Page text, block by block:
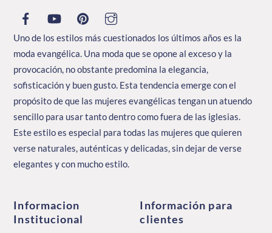
página
de
producto
Uno de los estilos más cuestionados los últimos años es la
moda evangélica. Una moda que se opone al exceso y la
provocación, no obstante predomina la elegancia,
sofisticación y buen gusto. Esta tendencia emerge con el
propósito de que las mujeres evangélicas tengan un atuendo
sencillo para usar tanto dentro como fuera de las iglesias.
Este estilo es especial para todas las mujeres que quieren
verse naturales, auténticas y delicadas, sin dejar de verse
elegantes y con mucho estilo.
Informacion
Institucional
Información para
clientes